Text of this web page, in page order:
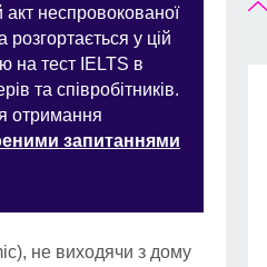
неспровокованої
у цій
на тест IELTS в
та співробітників.
отримання
запитаннями
не виходячи з дому